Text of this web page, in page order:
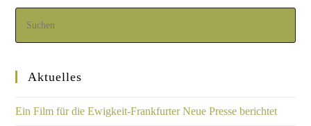
Aktuelles
Ein Film für die Ewigkeit-Frankfurter Neue Presse berichtet